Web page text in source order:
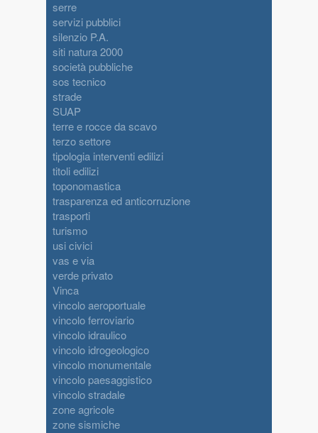
serre
servizi pubblici
silenzio P.A.
siti natura 2000
società pubbliche
sos tecnico
strade
SUAP
terre e rocce da scavo
terzo settore
tipologia interventi edilizi
titoli edilizi
toponomastica
trasparenza ed anticorruzione
trasporti
turismo
usi civici
vas e via
verde privato
Vinca
vincolo aeroportuale
vincolo ferroviario
vincolo idraulico
vincolo idrogeologico
vincolo monumentale
vincolo paesaggistico
vincolo stradale
zone agricole
zone sismiche